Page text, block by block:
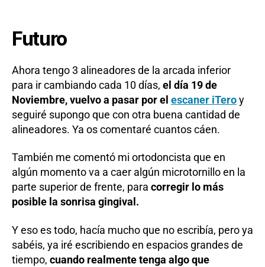
Futuro
Ahora tengo 3 alineadores de la arcada inferior
para ir cambiando cada 10 días, el día 19 de
Noviembre, vuelvo a pasar por el escaner iTeroy
seguiré supongo que con otra buena cantidad de
alineadores. Ya os comentaré cuantos cáen.
También me comentó mi ortodoncista que en
algún momento va a caer algún microtornillo en la
parte superior de frente, para corregir lo más
posible la sonrisa gingival.
Y eso es todo, hacía mucho que no escribía, pero ya
sabéis, ya iré escribiendo en espacios grandes de
tiempo, cuando realmente tenga algo que